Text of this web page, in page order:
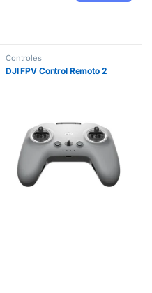
Controles
DJI FPV Control Remoto 2